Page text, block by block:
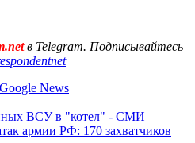
в Telegram. Подписывайтесь
News
ВСУ в "котел" - СМИ
армии РФ: 170 захватчиков